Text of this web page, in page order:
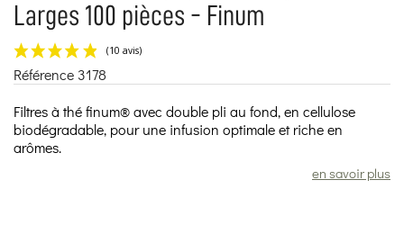
Larges 100 pièces - Finum
Référence 3178
Filtres à thé finum® avec double pli au fond, en cellulose
biodégradable, pour une infusion optimale et riche en
arômes.
en savoir plus